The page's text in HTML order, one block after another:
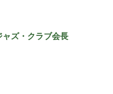
ズ・クラブ会長